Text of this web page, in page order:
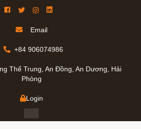
Email
+84 906074986
Thế Trung, An Đồng, An Dương, Hải
Phòng
Login